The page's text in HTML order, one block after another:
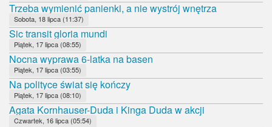
Trzeba wymienić panienki, a nie wystrój wnętrza
Sobota, 18 lipca (11:37)
Sic transit gloria mundi
Piątek, 17 lipca (08:55)
Nocna wyprawa 6-latka na basen
Piątek, 17 lipca (03:55)
Na polityce świat się kończy
Piątek, 17 lipca (08:10)
Agata Kornhauser-Duda i Kinga Duda w akcji
Czwartek, 16 lipca (05:54)